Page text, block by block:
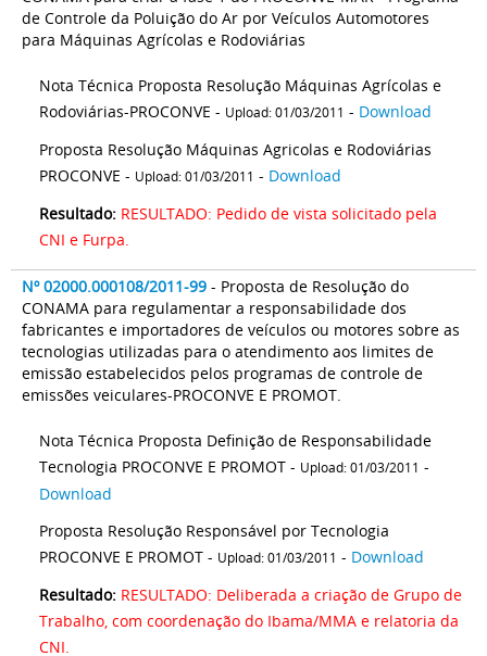
de Controle da Poluição do Ar por Veículos Automotores
para Máquinas Agrícolas e Rodoviárias
Nota Técnica Proposta Resolução Máquinas Agrícolas e
Rodoviárias-PROCONVE - Upload: 01/03/2011 - Download
Proposta Resolução Máquinas Agricolas e Rodoviárias
PROCONVE - Upload: 01/03/2011 - Download
Resultado: RESULTADO: Pedido de vista solicitado pela
CNI e Furpa.
Nº 02000.000108/2011-99 - Proposta de Resolução do
CONAMA para regulamentar a responsabilidade dos
fabricantes e importadores de veículos ou motores sobre as
tecnologias utilizadas para o atendimento aos limites de
emissão estabelecidos pelos programas de controle de
emissões veiculares-PROCONVE E PROMOT.
Nota Técnica Proposta Definição de Responsabilidade
Tecnologia PROCONVE E PROMOT - Upload: 01/03/2011 -
Download
Proposta Resolução Responsável por Tecnologia
PROCONVE E PROMOT - Upload: 01/03/2011 - Download
Resultado: RESULTADO: Deliberada a criação de Grupo de
Trabalho, com coordenação do Ibama/MMA e relatoria da
CNI.